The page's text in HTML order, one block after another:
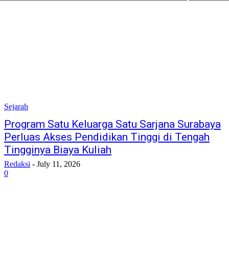
Sejarah
Program Satu Keluarga Satu Sarjana Surabaya
Perluas Akses Pendidikan Tinggi di Tengah
Tingginya Biaya Kuliah
Redaksi - July 11, 2026
0